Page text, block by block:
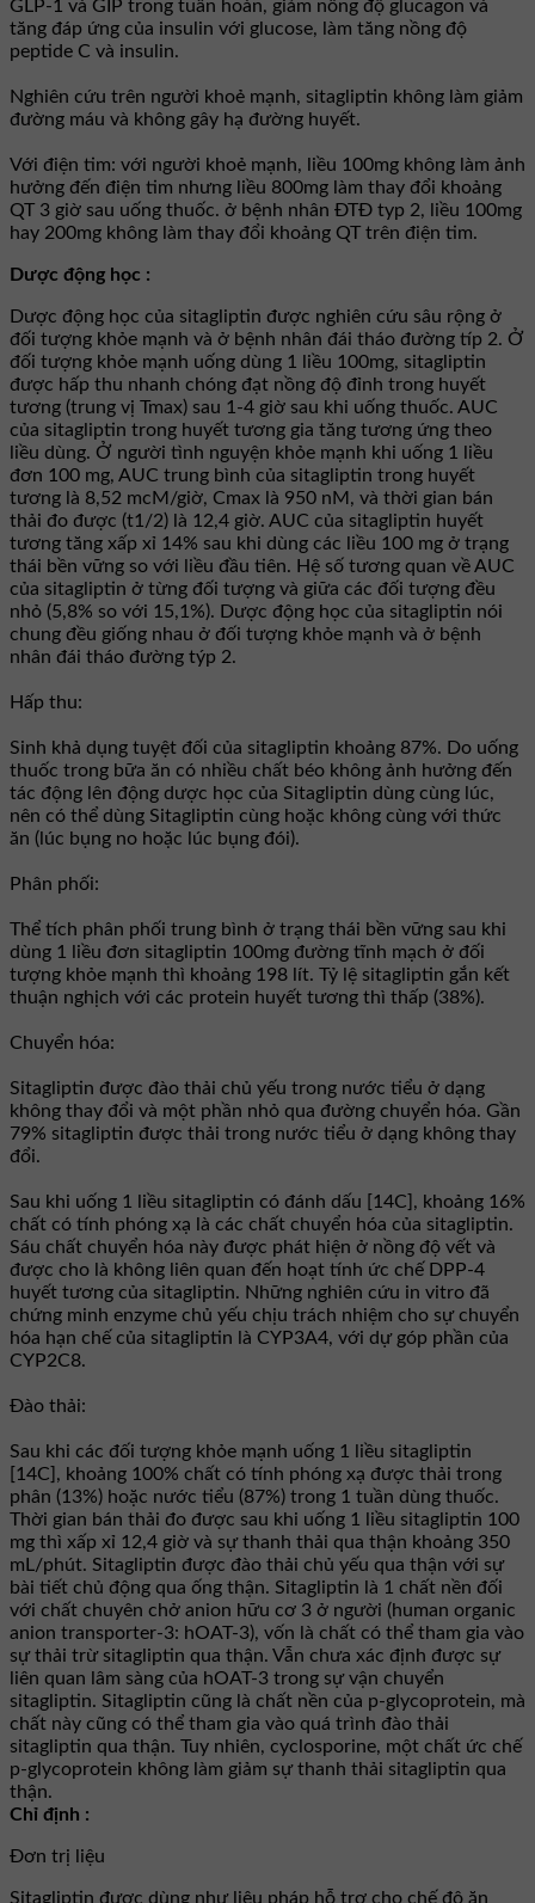
GLP-1 và GIP trong tuần hoàn, giảm nồng độ glucagon và
tăng đáp ứng của insulin với glucose, làm tăng nồng độ
peptide C và insulin.
Nghiên cứu trên người khoẻ mạnh, sitagliptin không làm giảm
đường máu và không gây hạ đường huyết.
Với điện tim: với người khoẻ mạnh, liều 100mg không làm ảnh
hưởng đến điện tim nhưng liều 800mg làm thay đổi khoảng
QT 3 giờ sau uống thuốc. ở bệnh nhân ĐTĐ typ 2, liều 100mg
hay 200mg không làm thay đổi khoảng QT trên điện tim.
Dược động học :
Dược động học của sitagliptin được nghiên cứu sâu rộng ở
đối tượng khỏe mạnh và ở bệnh nhân đái tháo đường típ 2. Ở
đối tượng khỏe mạnh uống dùng 1 liều 100mg, sitagliptin
được hấp thu nhanh chóng đạt nồng độ đỉnh trong huyết
tương (trung vị Tmax) sau 1-4 giờ sau khi uống thuốc. AUC
của sitagliptin trong huyết tương gia tăng tương ứng theo
liều dùng. Ở người tình nguyện khỏe mạnh khi uống 1 liều
đơn 100 mg, AUC trung bình của sitagliptin trong huyết
tương là 8,52 mcM/giờ, Cmax là 950 nM, và thời gian bán
thải đo được (t1/2) là 12,4 giờ. AUC của sitagliptin huyết
tương tăng xấp xỉ 14% sau khi dùng các liều 100 mg ở trạng
thái bền vững so với liều đầu tiên. Hệ số tương quan về AUC
của sitagliptin ở từng đối tượng và giữa các đối tượng đều
nhỏ (5,8% so với 15,1%). Dược động học của sitagliptin nói
chung đều giống nhau ở đối tượng khỏe mạnh và ở bệnh
nhân đái tháo đường týp 2.
Hấp thu:
Sinh khả dụng tuyệt đối của sitagliptin khoảng 87%. Do uống
thuốc trong bữa ăn có nhiều chất béo không ảnh hưởng đến
tác động lên động dược học của Sitagliptin dùng cùng lúc,
nên có thể dùng Sitagliptin cùng hoặc không cùng với thức
ăn (lúc bụng no hoặc lúc bụng đói).
Phân phối:
Thể tích phân phối trung bình ở trạng thái bền vững sau khi
dùng 1 liều đơn sitagliptin 100mg đường tĩnh mạch ở đối
tượng khỏe mạnh thì khoảng 198 lít. Tỷ lệ sitagliptin gắn kết
thuận nghịch với các protein huyết tương thì thấp (38%).
Chuyển hóa:
Sitagliptin được đào thải chủ yếu trong nước tiểu ở dạng
không thay đổi và một phần nhỏ qua đường chuyển hóa. Gần
79% sitagliptin được thải trong nước tiểu ở dạng không thay
đổi.
Sau khi uống 1 liều sitagliptin có đánh dấu [14C], khoảng 16%
chất có tính phóng xạ là các chất chuyển hóa của sitagliptin.
Sáu chất chuyển hóa này được phát hiện ở nồng độ vết và
được cho là không liên quan đến hoạt tính ức chế DPP-4
huyết tương của sitagliptin. Những nghiên cứu in vitro đã
chứng minh enzyme chủ yếu chịu trách nhiệm cho sự chuyển
hóa hạn chế của sitagliptin là CYP3A4, với dự góp phần của
CYP2C8.
Đào thải:
Sau khi các đối tượng khỏe mạnh uống 1 liều sitagliptin
[14C], khoảng 100% chất có tính phóng xạ được thải trong
phân (13%) hoặc nước tiểu (87%) trong 1 tuần dùng thuốc.
Thời gian bán thải đo được sau khi uống 1 liều sitagliptin 100
mg thì xấp xỉ 12,4 giờ và sự thanh thải qua thận khoảng 350
mL/phút. Sitagliptin được đào thải chủ yếu qua thận với sự
bài tiết chủ động qua ống thận. Sitagliptin là 1 chất nền đối
với chất chuyên chở anion hữu cơ 3 ở người (human organic
anion transporter-3: hOAT-3), vốn là chất có thể tham gia vào
sự thải trừ sitagliptin qua thận. Vẫn chưa xác định được sự
liên quan lâm sàng của hOAT-3 trong sự vận chuyển
sitagliptin. Sitagliptin cũng là chất nền của p-glycoprotein, mà
chất này cũng có thể tham gia vào quá trình đào thải
sitagliptin qua thận. Tuy nhiên, cyclosporine, một chất ức chế
p-glycoprotein không làm giảm sự thanh thải sitagliptin qua
thận.
Chỉ định :
Đơn trị liệu
Sitagliptin được dùng như liệu pháp hỗ trợ cho chế độ ăn